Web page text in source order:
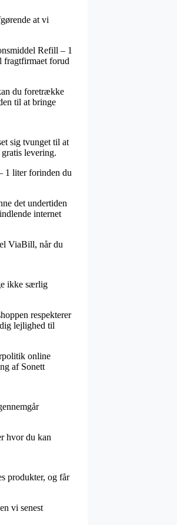
at vi
Refill – 1
fragtfirmaet forud
du foretrække
til at bringe
sig tvunget til at
levering.
1 liter forinden du
det undertiden
internet
ViaBill, når du
ikke særlig
respekterer
lejlighed til
online
af Sonett
hvor du kan
produkter, og får
vi senest